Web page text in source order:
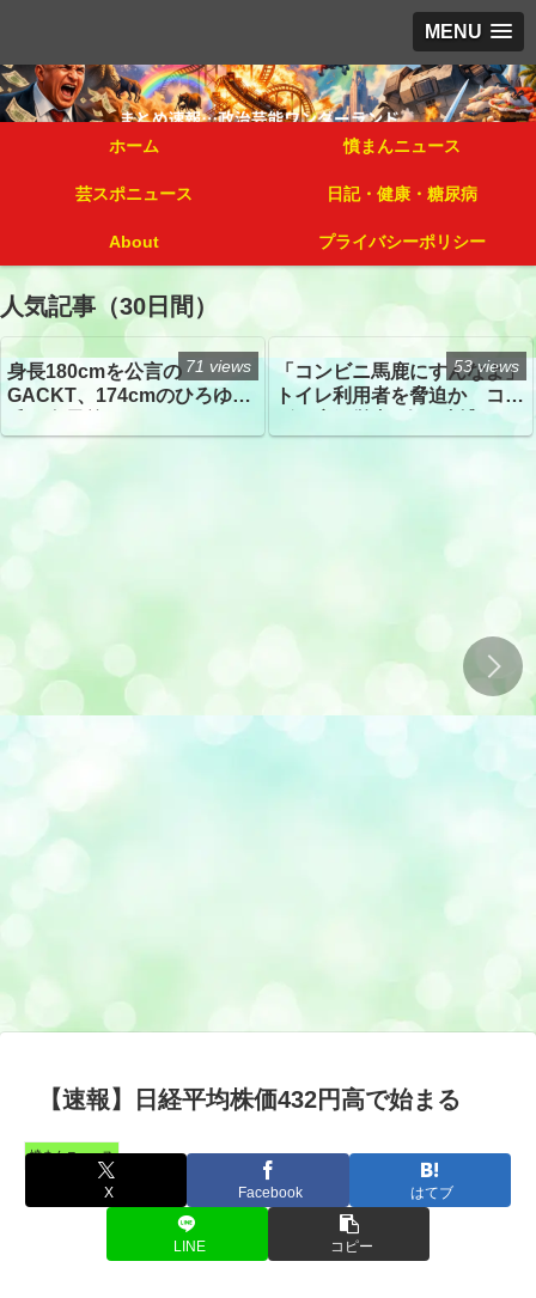
MENU
ホーム 憤まんニュース
芸スポニュース 日記・健康・糖尿病
About プライバシーポリシー
人気記事（30日間）
身長180cmを公言の
GACKT、174cmのひろゆき
トざわつき イベントでの写
71 views
「コンビニ馬鹿にすんなよ」
トイレ利用者を脅迫か コン
53 views
【速報】日経平均株価432円高で始まる
憤まんニュース
X Facebook はてブ
LINE コピー